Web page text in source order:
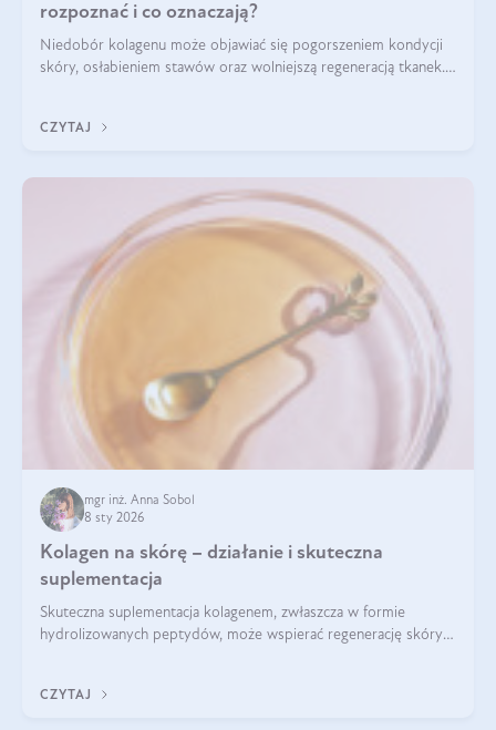
rozpoznać i co oznaczają?
Niedobór kolagenu może objawiać się pogorszeniem kondycji
skóry, osłabieniem stawów oraz wolniejszą regeneracją tkanek.
osłabienie włosów.
CZYTAJ
mgr inż. Anna Sobol
8 sty 2026
Kolagen na skórę – działanie i skuteczna
suplementacja
Skuteczna suplementacja kolagenem, zwłaszcza w formie
hydrolizowanych peptydów, może wspierać regenerację skóry i
CZYTAJ